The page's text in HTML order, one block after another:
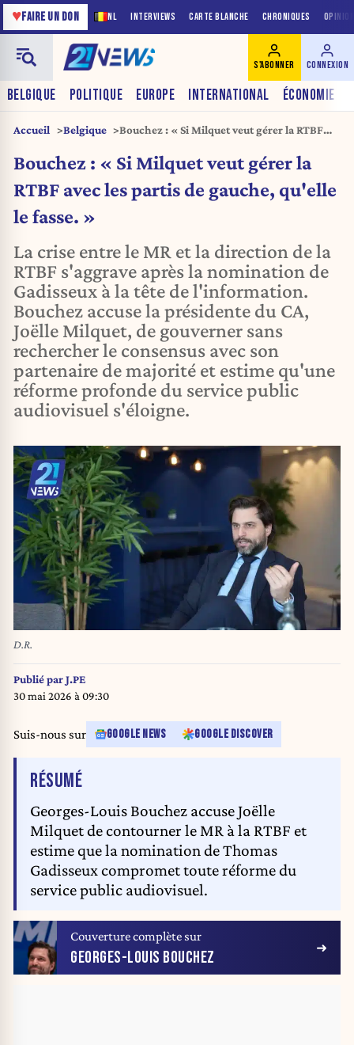
NL INTERVIEWS CARTE BLANCHE CHRONIQUES
♥FAIRE UN DON
BELGIQUE POLITIQUE EUROPE INTERNATIONAL ÉCONOMIE
S'ABONNER CONNEXION
Accueil Belgique
Bouchez : « Si Milquet veut gérer la RTBF
Bouchez : « Si Milquet veut gérer la
RTBF avec les partis de gauche, qu'elle
le fasse. »
La crise entre le MR et la direction de la
RTBF s'aggrave après la nomination de
Gadisseux à la tête de l'information.
Bouchez accuse la présidente du CA,
Joëlle Milquet, de gouverner sans
rechercher le consensus avec son
partenaire de majorité et estime qu'une
réforme profonde du service public
audiovisuel s'éloigne.
D.R.
Publié parJ.PE
30 mai 2026 à 09:30
Suis-nous sur GOOGLE NEWS GOOGLE DISCOVER
RÉSUMÉDE L'ARTICLE
Georges-Louis Bouchez accuse Joëlle
Milquet de contourner le MR à la RTBF et
estime que la nomination de Thomas
Gadisseux compromet toute réforme du
service public audiovisuel.
Couverture complète sur
GEORGES-LOUIS BOUCHEZ